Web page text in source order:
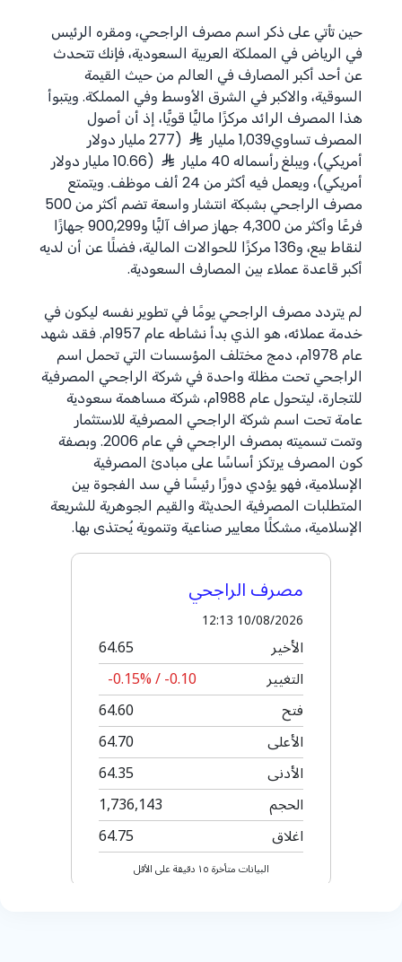
حين تأتي على ذكر اسم مصرف الراجحي، ومقره الرئيس
في الرياض في المملكة العربية السعودية، فإنك تتحدث
عن أحد أكبر المصارف في العالم من حيث القيمة
السوقية، والاكبر في الشرق الأوسط وفي المملكة. ويتبوأ
هذا المصرف الرائد مركزًا ماليًّا قويًّا، إذ أن أصول
المصرف تساوي1,039 مليار
(277 مليار دولار
أمريكي)، ويبلغ رأسماله 40 مليار
(10.66 مليار دولار
أمريكي)، ويعمل فيه أكثر من 24 ألف موظف. ويتمتع
مصرف الراجحي بشبكة انتشار واسعة تضم أكثر من 500
فرعًا وأكثر من 4,300 جهاز صراف آليًّا و900,299 جهازًا
لنقاط بيع، و136 مركزًا للحوالات المالية، فضلًا عن أن لديه
أكبر قاعدة عملاء بين المصارف السعودية.
لم يتردد مصرف الراجحي يومًا في تطوير نفسه ليكون في
خدمة عملائه، هو الذي بدأ نشاطه عام 1957م. فقد شهد
عام 1978م، دمج مختلف المؤسسات التي تحمل اسم
الراجحي تحت مظلة واحدة في شركة الراجحي المصرفية
للتجارة، ليتحول عام 1988م، شركة مساهمة سعودية
عامة تحت اسم شركة الراجحي المصرفية للاستثمار
وتمت تسميته بمصرف الراجحي في عام 2006. وبصفة
كون المصرف يرتكز أساسًا على مبادئ المصرفية
الإسلامية، فهو يؤدي دورًا رئيسًا في سد الفجوة بين
المتطلبات المصرفية الحديثة والقيم الجوهرية للشريعة
الإسلامية، مشكلًا معايير صناعية وتنموية يُحتذى بها.